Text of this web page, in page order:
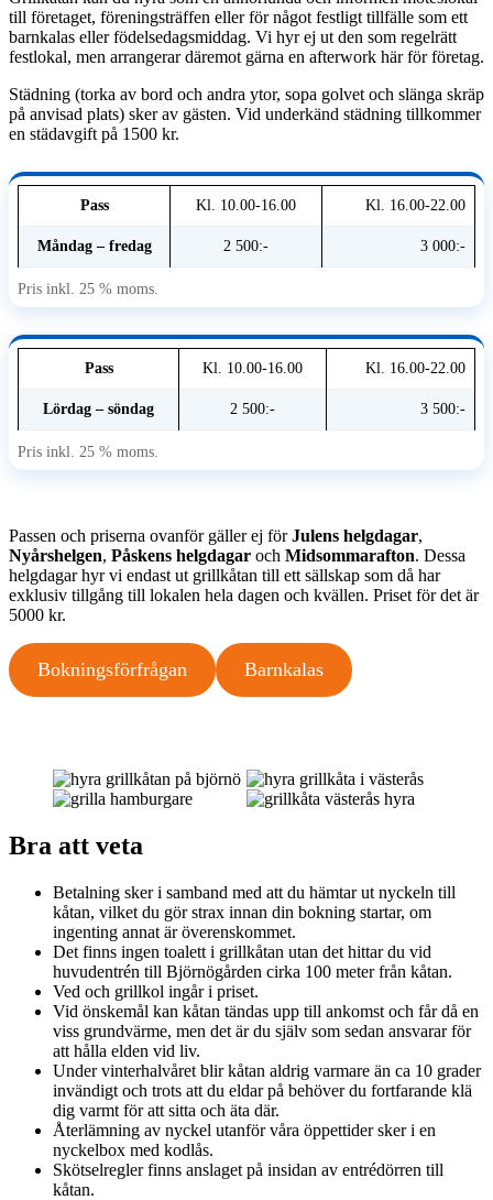
till företaget, föreningsträffen eller för något festligt tillfälle som ett
barnkalas eller födelsedagsmiddag. Vi hyr ej ut den som regelrätt
festlokal, men arrangerar däremot gärna en afterwork här för företag.
Städning (torka av bord och andra ytor, sopa golvet och slänga skräp
på anvisad plats) sker av gästen. Vid underkänd städning tillkommer
en städavgift på 1500 kr.
Pass Kl. 10.00-16.00 Kl. 16.00-22.00
Måndag – fredag 2 500:- 3 000:-
Pris inkl. 25 % moms.
Pass Kl. 10.00-16.00 Kl. 16.00-22.00
Lördag – söndag 2 500:- 3 500:-
Pris inkl. 25 % moms.
Passen och priserna ovanför gäller ej förJulens helgdagar,
Nyårshelgen, Påskens helgdagar och Midsommarafton. Dessa
helgdagar hyr vi endast ut grillkåtan till ett sällskap som då har
exklusiv tillgång till lokalen hela dagen och kvällen. Priset för det är
5000 kr.
Bokningsförfrågan Barnkalas
Bra att veta
Betalning sker i samband med att du hämtar ut nyckeln till
kåtan, vilket du gör strax innan din bokning startar, om
ingenting annat är överenskommet.
Det finns ingen toalett i grillkåtan utan det hittar du vid
huvudentrén till Björnögården cirka 100 meter från kåtan.
Ved och grillkol ingår i priset.
Vid önskemål kan kåtan tändas upp till ankomst och får då en
viss grundvärme, men det är du själv som sedan ansvarar för
att hålla elden vid liv.
Under vinterhalvåret blir kåtan aldrig varmare än ca 10 grader
invändigt och trots att du eldar på behöver du fortfarande klä
dig varmt för att sitta och äta där.
Återlämning av nyckel utanför våra öppettider sker i en
nyckelbox med kodlås.
Skötselregler finns anslaget på insidan av entrédörren till
kåtan.